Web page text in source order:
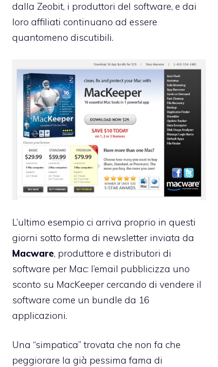
dalla Zeobit, i produttori del software, e dai
loro affiliati continuano ad essere
quantomeno discutibili.
L’ultimo esempio ci arriva proprio in questi
giorni sotto forma di newsletter inviata da
Macware, produttore e distributori di
software per Mac: l’email pubblicizza uno
sconto su MacKeeper cercando di vendere il
software come un bundle da 16
applicazioni.
Una “simpatica” trovata che non fa che
peggiorare la già pessima fama di